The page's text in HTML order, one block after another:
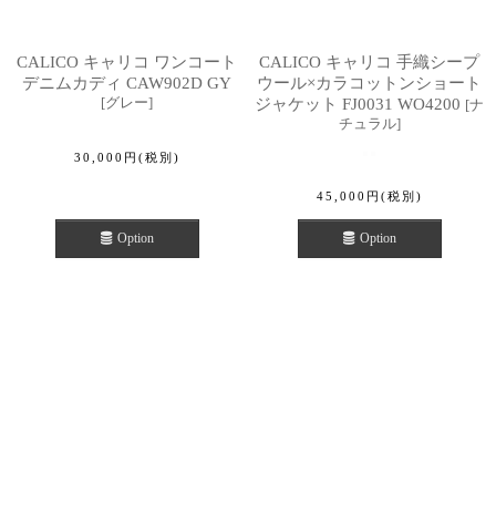
CALICO キャリコ ワンコート
デニムカディ CAW902D GY
[グレー]
30,000 円 (税別)
Option
CALICO キャリコ 手織シープ
ウール×カラコットンショート
ジャケット FJ0031 WO4200 [ナ
チュラル]
45,000 円 (税別)
Option